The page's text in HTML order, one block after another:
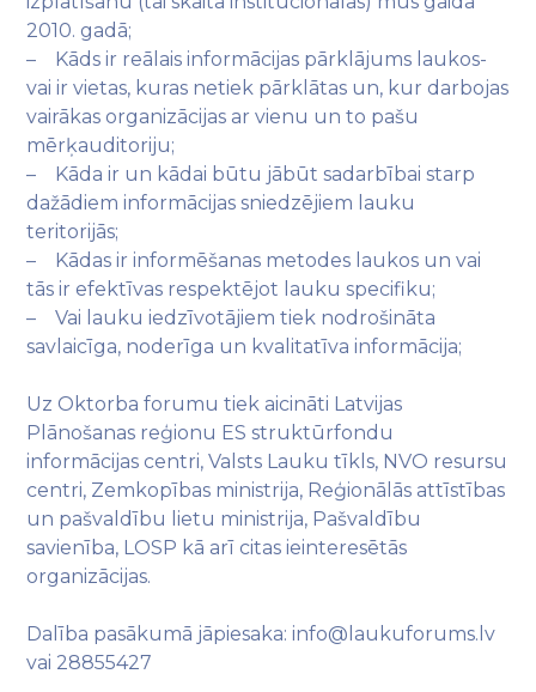
2010. gadā;
– Kāds ir reālais informācijas pārklājums laukos-
vai ir vietas, kuras netiek pārklātas un, kur darbojas
vairākas organizācijas ar vienu un to pašu
mērķauditoriju;
– Kāda ir un kādai būtu jābūt sadarbībai starp
dažādiem informācijas sniedzējiem lauku
teritorijās;
– Kādas ir informēšanas metodes laukos un vai
tās ir efektīvas respektējot lauku specifiku;
– Vai lauku iedzīvotājiem tiek nodrošināta
savlaicīga, noderīga un kvalitatīva informācija;
Uz Oktorba forumu tiek aicināti Latvijas
Plānošanas reģionu ES struktūrfondu
informācijas centri, Valsts Lauku tīkls, NVO resursu
centri, Zemkopības ministrija, Reģionālās attīstības
un pašvaldību lietu ministrija, Pašvaldību
savienība, LOSP kā arī citas ieinteresētās
organizācijas.
Dalība pasākumā jāpiesaka: info@laukuforums.lv
vai 28855427